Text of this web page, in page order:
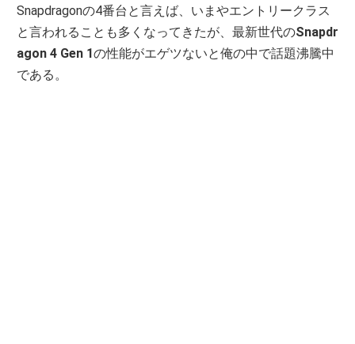
Snapdragonの4番台と言えば、いまやエントリークラス
と言われることも多くなってきたが、最新世代のSnapdr
agon 4 Gen 1の性能がエゲツないと俺の中で話題沸騰中
である。